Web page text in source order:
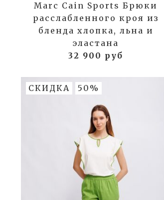
Marc Cain Sports Брюки
расслабленного кроя из
бленда хлопка, льна и
эластана
32 900 руб
СКИДКА 50%